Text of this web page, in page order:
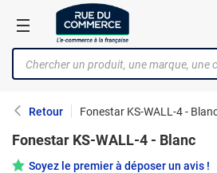
Retour Fonestar KS-WALL-4 -
Fonestar KS-WALL-4 - Blanc
Soyez le premier à déposer un avis !